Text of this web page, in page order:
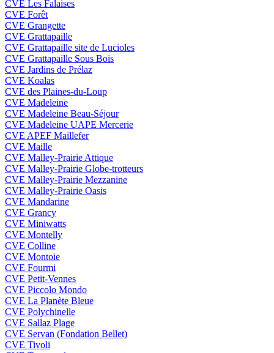
CVE Les Falaises
CVE Forêt
CVE Grangette
CVE Grattapaille
CVE Grattapaille site de Lucioles
CVE Grattapaille Sous Bois
CVE Jardins de Prélaz
CVE Koalas
CVE des Plaines-du-Loup
CVE Madeleine
CVE Madeleine Beau-Séjour
CVE Madeleine UAPE Mercerie
CVE APEF Maillefer
CVE Maille
CVE Malley-Prairie Attique
CVE Malley-Prairie Globe-trotteurs
CVE Malley-Prairie Mezzanine
CVE Malley-Prairie Oasis
CVE Mandarine
CVE Grancy
CVE Miniwatts
CVE Montelly
CVE Colline
CVE Montoie
CVE Fourmi
CVE Petit-Vennes
CVE Piccolo Mondo
CVE La Planète Bleue
CVE Polychinelle
CVE Sallaz Plage
CVE Servan (Fondation Bellet)
CVE Tivoli